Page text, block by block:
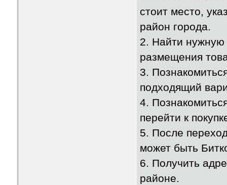
стоит место,
район города.
2. Найти нужную
размещения
3.
подходящий
4.
перейти к
5. После
может быть
6. Получить
районе.